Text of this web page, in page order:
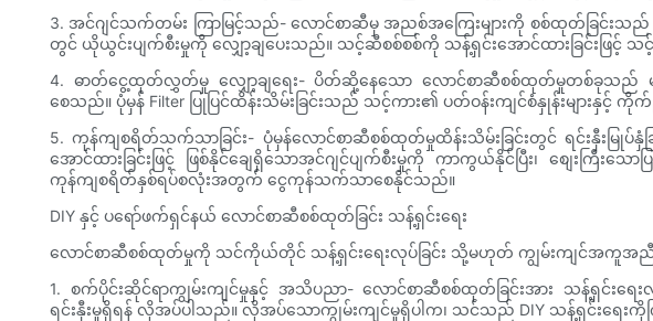
3. အင်ဂျင်သက်တမ်း ကြာမြင့်သည်- လောင်စာဆီမှ အညစ်အကြေးများကို စစ်ထုတ်ခြင်းသည်
တွင် ယိုယွင်းပျက်စီးမှုကို လျှော့ချပေးသည်။ သင့်ဆီစစ်စစ်ကို သန့်ရှင်းအောင်ထားခြင်းဖြင့်
4. ဓာတ်ငွေ့ထုတ်လွှတ်မှု လျှော့ချရေး- ပိတ်ဆို့နေသော လောင်စာဆီစစ်ထုတ်မှုတစ်ခုသည်
စေသည်။ ပုံမှန် Filter ပြုပြင်ထိန်းသိမ်းခြင်းသည် သင့်ကား၏ ပတ်ဝန်းကျင်စံနှုန်းများနှင့်
5. ကုန်ကျစရိတ်သက်သာခြင်း- ပုံမှန်လောင်စာဆီစစ်ထုတ်မှုထိန်းသိမ်းခြင်းတွင် ရင်းနှီ
အောင်ထားခြင်းဖြင့် ဖြစ်နိုင်ချေရှိသောအင်ဂျင်ပျက်စီးမှုကို ကာကွယ်နိုင်ပြီး၊ စျေးကြီးသ
ကုန်ကျစရိတ်နှစ်ရပ်စလုံးအတွက် ငွေကုန်သက်သာစေနိုင်သည်။
DIY နှင့် ပရော်ဖက်ရှင်နယ် လောင်စာဆီစစ်ထုတ်ခြင်း သန့်ရှင်းရေး
လောင်စာဆီစစ်ထုတ်မှုကို သင်ကိုယ်တိုင် သန့်ရှင်းရေးလုပ်ခြင်း သို့မဟုတ် ကျွမ်းကျင်အကူအညီရယူ
1. စက်ပိုင်းဆိုင်ရာကျွမ်းကျင်မှုနှင့် အသိပညာ- လောင်စာဆီစစ်ထုတ်ခြင်းအား သန့်ရှင်း
ရင်းနှီးမှုရှိရန် လိုအပ်ပါသည်။ လိုအပ်သောကျွမ်းကျင်မှုရှိပါက၊ သင်သည် DIY သန့်ရှင်းရေ